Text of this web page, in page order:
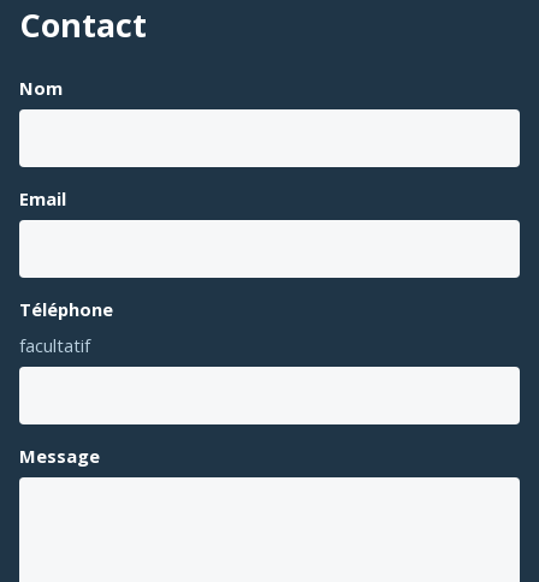
Contact
Nom
Email
Téléphone
facultatif
Message